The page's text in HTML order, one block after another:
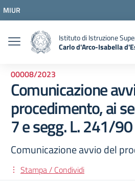
Vai al menu di navigazione
Vai al footer
MIUR
Istituto di Istruzione
Carlo d'Arco-Isabella
00008/2023
Comunicazione
procedimento, ai
7 e segg. L. 241/90
Comunicazione avvio del
Stampa / Condividi